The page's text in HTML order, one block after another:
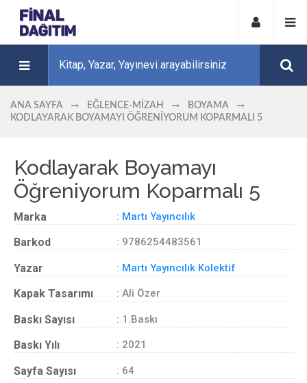
ANA SAYFA EĞLENCE-MIZAH
BOYAMA
KODLAYARAK BOYAMAYI ÖĞRENIYORUM KOPARMALI 5
Kodlayarak Boyamayı
Öğreniyorum Koparmalı 5
Marka : Martı Yayıncılık
Barkod : 9786254483561
Yazar : Martı Yayıncılık Kolektif
Kapak Tasarımı : Ali Özer
Baskı Sayısı : 1.Baskı
Baskı Yılı : 2021
Sayfa Sayısı : 64